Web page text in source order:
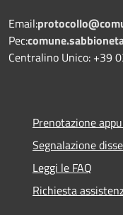
Email:
Pec:
Centralino Unico: +39
Prenotazione
Segnalazione
Leggi le FAQ
Richiesta